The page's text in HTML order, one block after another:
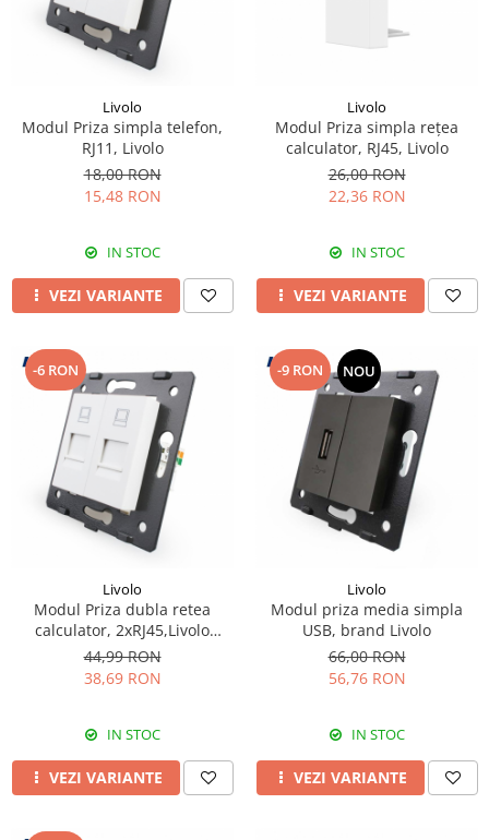
Livolo
Modul Priza simpla telefon,
RJ11, Livolo
18,00 RON
15,48 RON
IN STOC
VEZI VARIANTE
Livolo
Modul Priza simpla rețea
calculator, RJ45, Livolo
26,00 RON
22,36 RON
IN STOC
VEZI VARIANTE
-6 RON
Livolo
Modul Priza dubla retea
calculator, 2xRJ45,Livolo
diferite culori
44,99 RON
38,69 RON
IN STOC
VEZI VARIANTE
-9 RON NOU
Livolo
Modul priza media simpla
USB, brand Livolo
66,00 RON
56,76 RON
IN STOC
VEZI VARIANTE